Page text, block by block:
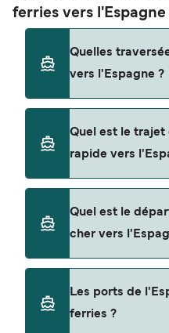
ferries vers l'Espagne
Quelles
vers l'Espagne ?
Tanger Med
Barcelone
Ibiza
Formentera
Algésiras
Ceuta
Quel est le trajet
rapide vers
l'Espagne est sur la
Tabarca, avec une
minutes.
Quel est le
cher vers
l'Espagne coûte $40
Les ports de
ferries ?